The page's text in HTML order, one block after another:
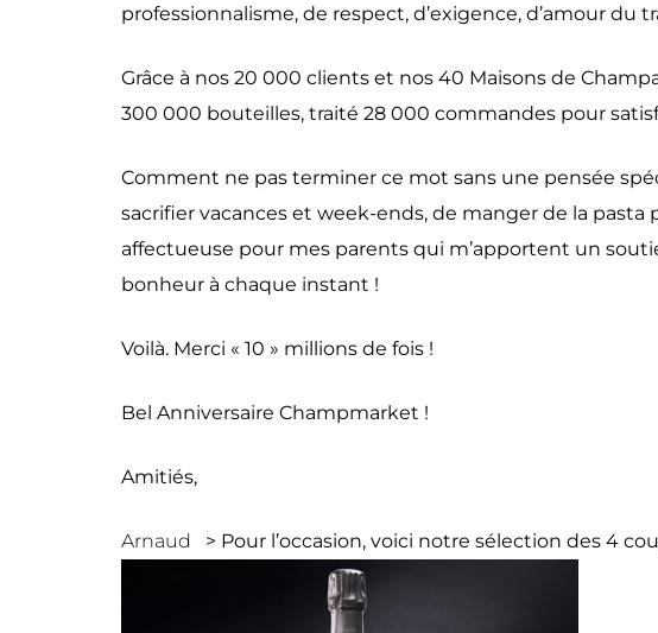
professionnalisme, de respect, d’exigence, d’amour
Grâce à nos 20 000 clients et nos 40 Maisons de
300 000 bouteilles, traité 28 000 commandes pour
Comment ne pas terminer ce mot sans une pensée
sacrifier vacances et week-ends, de manger de la
affectueuse pour mes parents qui m’apportent un
bonheur à chaque instant !
Voilà. Merci « 10 » millions de fois !
Bel Anniversaire Champmarket !
Amitiés,
Arnaud > Pour l’occasion, voici notre sélection des 4